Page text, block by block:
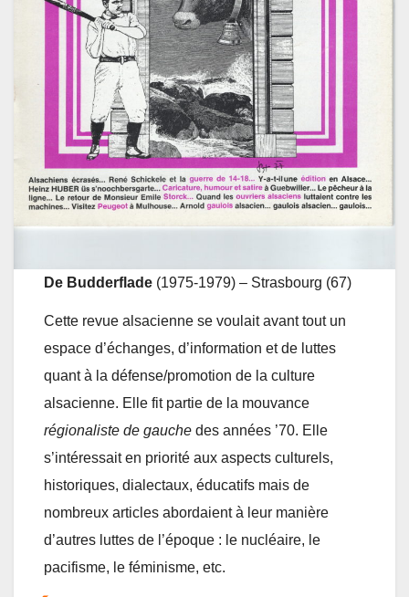
De Budderflade (1975-1979) – Strasbourg (67)
Cette revue alsacienne se voulait avant tout un
espace d’échanges, d’information et de luttes
quant à la défense/promotion de la culture
alsacienne. Elle fit partie de la mouvance
régionaliste de gauche des années ’70. Elle
s’intéressait en priorité aux aspects culturels,
historiques, dialectaux, éducatifs mais de
nombreux articles abordaient à leur manière
d’autres luttes de l’époque : le nucléaire, le
pacifisme, le féminisme, etc.